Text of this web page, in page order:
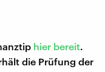
hier bereit.
die Prüfung der